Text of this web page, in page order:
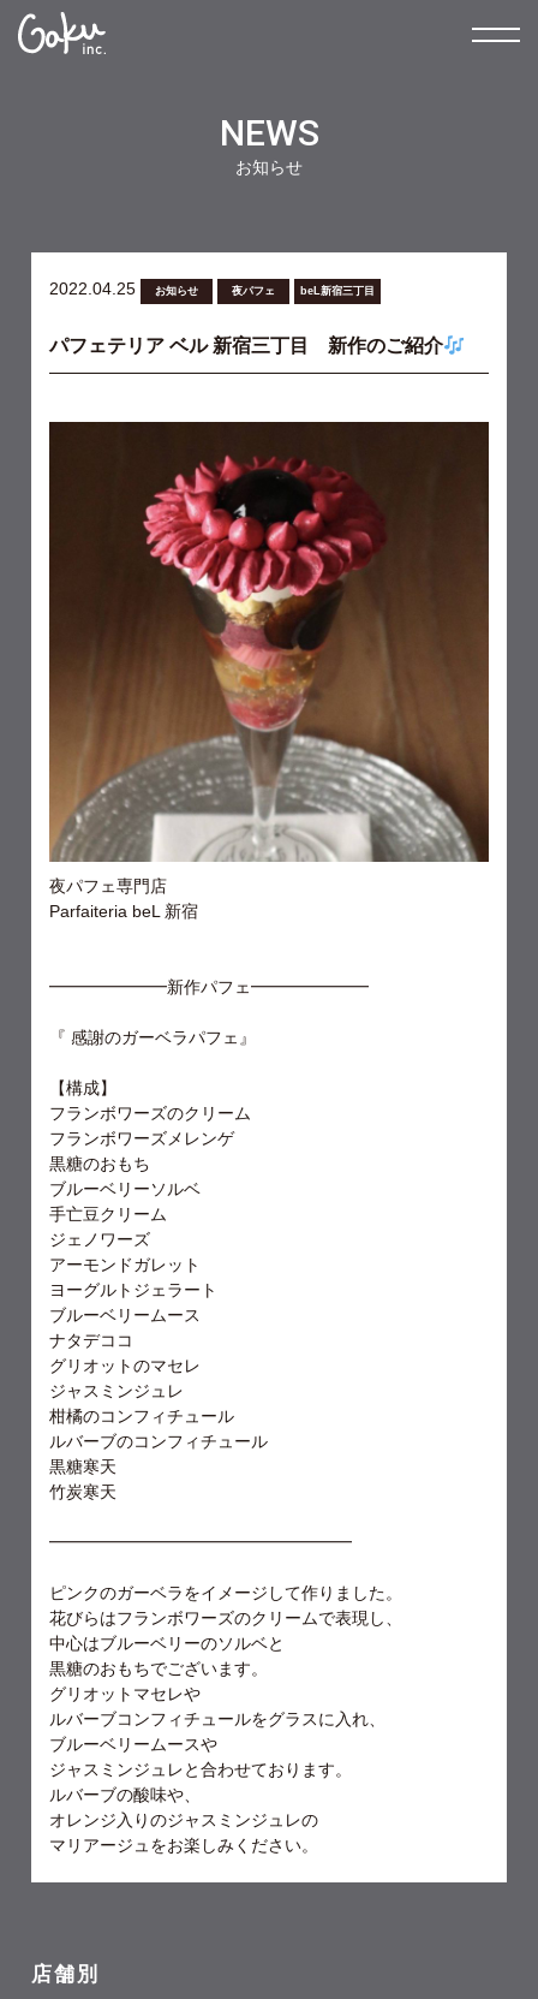
NEWS
お知らせ
2022.04.25 お知らせ 夜パフェ beL新宿三丁目
パフェテリア ベル 新宿三丁目 新作のご紹介
夜パフェ専門店
Parfaiteria beL 新宿
━━━━━━━新作パフェ━━━━━━━
『 感謝のガーベラパフェ』
【構成】
フランボワーズのクリーム
フランボワーズメレンゲ
黒糖のおもち
ブルーベリーソルベ
手亡豆クリーム
ジェノワーズ
アーモンドガレット
ヨーグルトジェラート
ブルーベリームース
ナタデココ
グリオットのマセレ
ジャスミンジュレ
柑橘のコンフィチュール
ルバーブのコンフィチュール
黒糖寒天
竹炭寒天
━━━━━━━━━━━━━━━━━━
ピンクのガーベラをイメージして作りました。
花びらはフランボワーズのクリームで表現し、
中心はブルーベリーのソルベと
黒糖のおもちでございます。
グリオットマセレや
ルバーブコンフィチュールをグラスに入れ、
ブルーベリームースや
ジャスミンジュレと合わせております。
ルバーブの酸味や、
オレンジ入りのジャスミンジュレの
マリアージュをお楽しみください。
店舗別